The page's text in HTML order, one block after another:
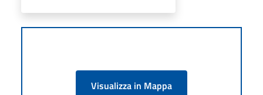
Visualizza in Mappa